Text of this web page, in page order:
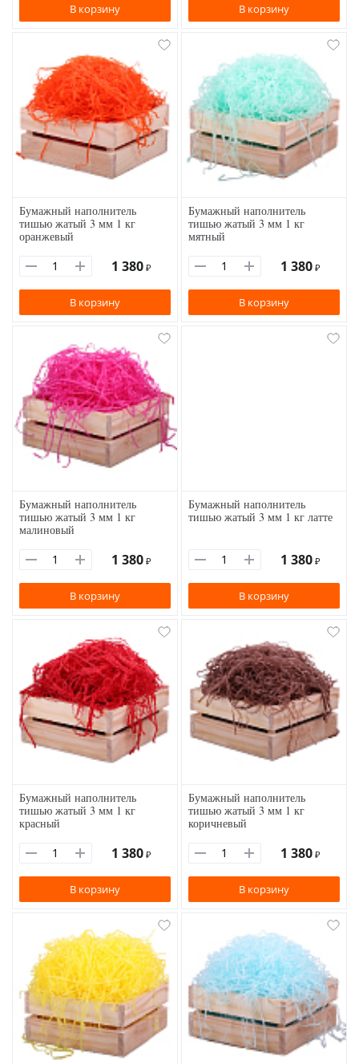
В корзину В корзину
Бумажный наполнитель
тишью жатый 3 мм 1 кг
оранжевый
1 380 ₽
В корзину
Бумажный наполнитель
тишью жатый 3 мм 1 кг
мятный
1 380 ₽
В корзину
Бумажный наполнитель
тишью жатый 3 мм 1 кг
малиновый
1 380 ₽
В корзину
Бумажный наполнитель
тишью жатый 3 мм 1 кг латте
1 380 ₽
В корзину
Бумажный наполнитель
тишью жатый 3 мм 1 кг
красный
1 380 ₽
В корзину
Бумажный наполнитель
тишью жатый 3 мм 1 кг
коричневый
1 380 ₽
В корзину